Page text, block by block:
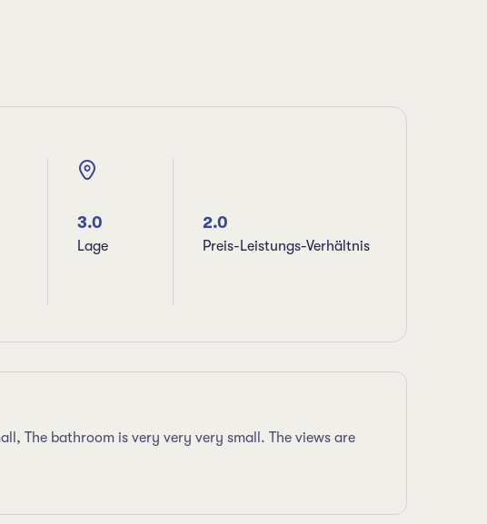
3.0
Lage
2.0
Preis-Leistungs-Verhältnis
The bathroom is very very very small. The views are